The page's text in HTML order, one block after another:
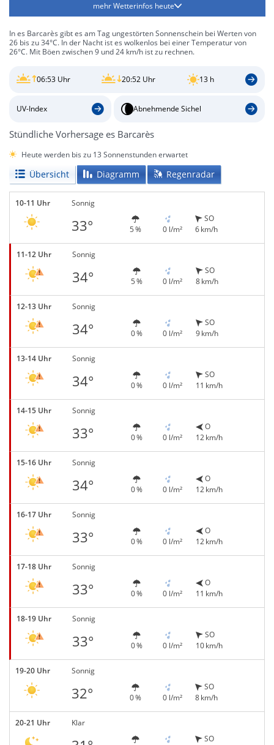
mehr Wetterinfos heute
In es Barcarès gibt es am Tag ungestörten Sonnenschein bei Werten von
26 bis zu 34°C. In der Nacht ist es wolkenlos bei einer Temperatur von
26°C. Mit Böen zwischen 9 und 24 km/h ist zu rechnen.
06:53 Uhr 20:52 Uhr 13 h
UV-Index Abnehmende Sichel
Stündliche Vorhersage es Barcarès
Heute werden bis zu 13 Sonnenstunden erwartet
Übersicht Diagramm Regenradar
10-11 Uhr Sonnig
33° 5 % 0 l/m²
SO
6 km/h
11-12 Uhr Sonnig
34° 5 % 0 l/m²
SO
8 km/h
12-13 Uhr Sonnig
34° 0 % 0 l/m²
SO
9 km/h
13-14 Uhr Sonnig
34° 0 % 0 l/m²
SO
11 km/h
14-15 Uhr Sonnig
33° 0 % 0 l/m²
O
12 km/h
15-16 Uhr Sonnig
34° 0 % 0 l/m²
O
12 km/h
16-17 Uhr Sonnig
33° 0 % 0 l/m²
O
12 km/h
17-18 Uhr Sonnig
33° 0 % 0 l/m²
O
11 km/h
18-19 Uhr Sonnig
33° 0 % 0 l/m²
SO
10 km/h
19-20 Uhr Sonnig
32° 0 % 0 l/m²
SO
8 km/h
20-21 Uhr Klar
SO